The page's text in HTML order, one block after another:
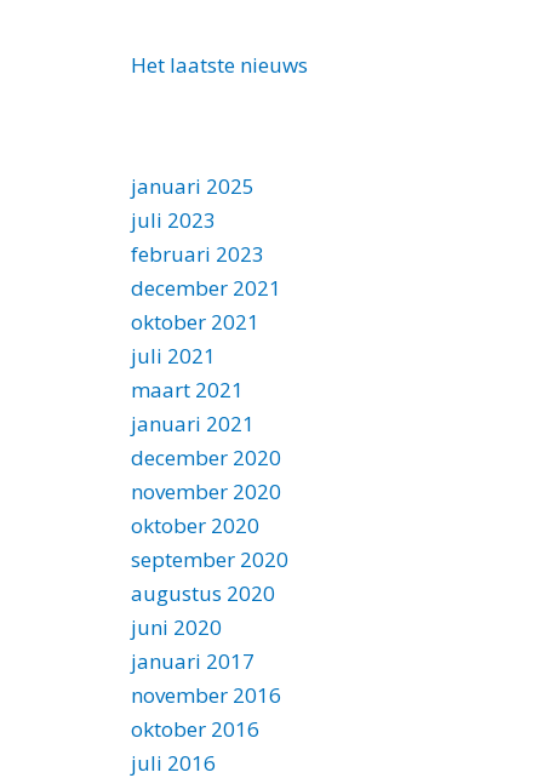
Het laatste nieuws
januari 2025
juli 2023
februari 2023
december 2021
oktober 2021
juli 2021
maart 2021
januari 2021
december 2020
november 2020
oktober 2020
september 2020
augustus 2020
juni 2020
januari 2017
november 2016
oktober 2016
juli 2016